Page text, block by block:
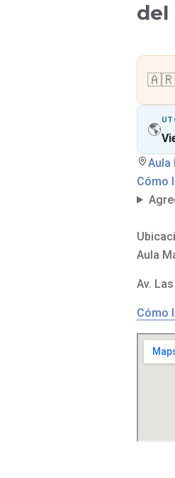
del
🇦🇷
🌎
Aula
Cómo
Aula
Av.
Cómo